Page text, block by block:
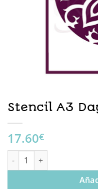
Stencil A3
17.60€
Stencil A3 Dayka